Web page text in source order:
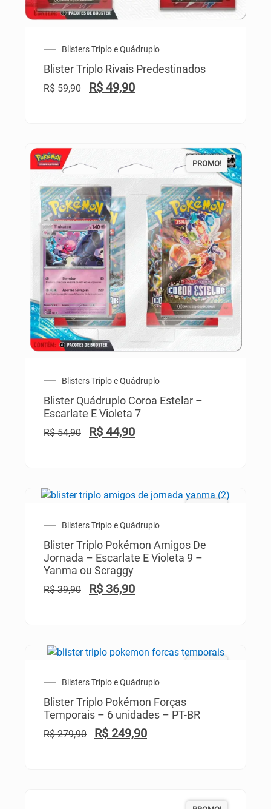
Blisters Triplo e Quádruplo
Blister Triplo Rivais Predestinados
R$59,90 R$ 49,90
PROMO!
Blisters Triplo e Quádruplo
Blister Quádruplo Coroa Estelar –
Escarlate E Violeta 7
R$54,90 R$ 44,90
Blisters Triplo e Quádruplo
Blister Triplo Pokémon Amigos De
Jornada – Escarlate E Violeta 9 –
Yanma ou Scraggy
R$39,90 R$ 36,90
Blisters Triplo e Quádruplo
Blister Triplo Pokémon Forças
Temporais – 6 unidades – PT-BR
R$279,90 R$ 249,90